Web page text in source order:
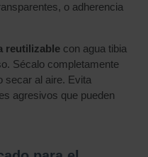
o adherencia
reutilizable con agua tibia
Sécalo completamente
secar al aire. Evita
agresivos que pueden